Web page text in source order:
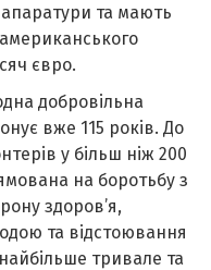
та мають
євро.
добровільна
вже 115 років. До
у більш ніж 200
на боротьбу з
здоров’я,
та відстоювання
найбільше тривале та